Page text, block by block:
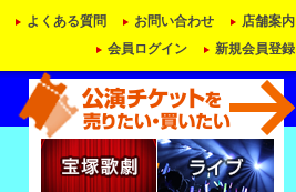
よくある質問 お問い合わせ
店舗案内
会員ログイン
新規会員登録